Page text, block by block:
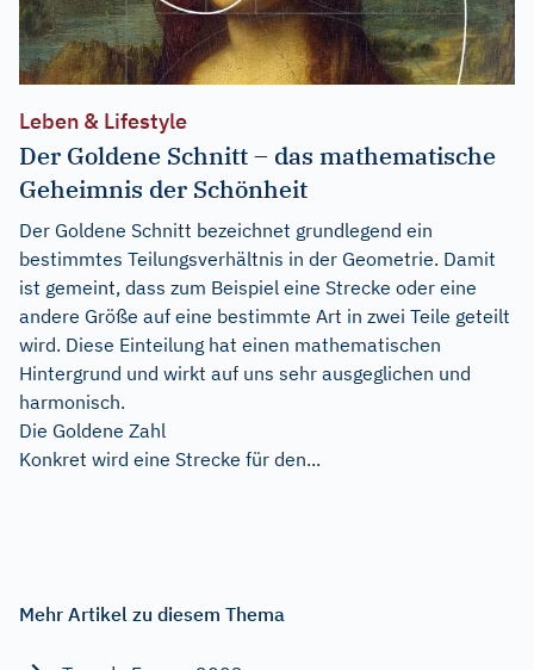
Leben & Lifestyle
Der Goldene Schnitt – das mathematische
Geheimnis der Schönheit
Der Goldene Schnitt bezeichnet grundlegend ein
bestimmtes Teilungsverhältnis in der Geometrie. Damit
ist gemeint, dass zum Beispiel eine Strecke oder eine
andere Größe auf eine bestimmte Art in zwei Teile geteilt
wird. Diese Einteilung hat einen mathematischen
Hintergrund und wirkt auf uns sehr ausgeglichen und
harmonisch.
Die Goldene Zahl
Konkret wird eine Strecke für den...
Mehr Artikel zu diesem Thema